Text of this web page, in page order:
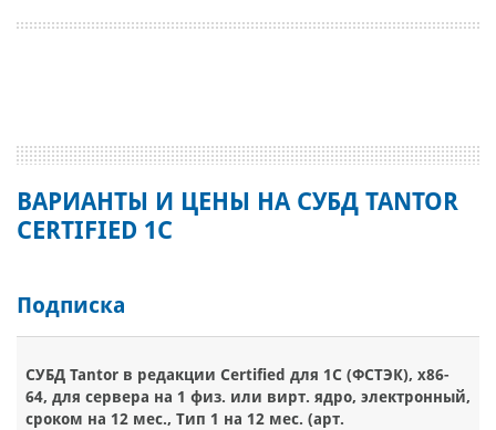
ВАРИАНТЫ И ЦЕНЫ НА СУБД TANTOR
CERTIFIED 1C
Подписка
СУБД Tantor в редакции Certified для 1С (ФСТЭК), х86-
64, для сервера на 1 физ. или вирт. ядро, электронный,
сроком на 12 мес., Тип 1 на 12 мес. (арт.